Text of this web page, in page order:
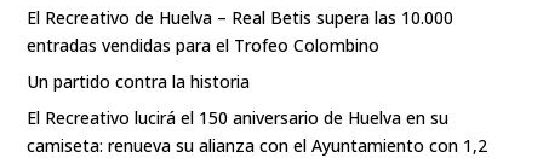
El Recreativo de Huelva – Real Betis supera las 10.000
entradas vendidas para el Trofeo Colombino
Un partido contra la historia
El Recreativo lucirá el 150 aniversario de Huelva en su
camiseta: renueva su alianza con el Ayuntamiento con 1,2